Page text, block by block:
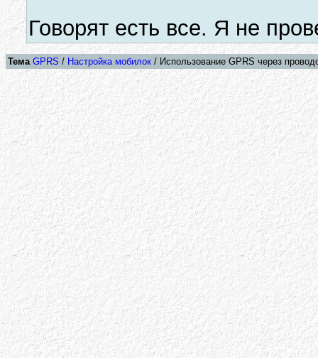
Говорят есть все. Я не
Тема GPRS / Настройка мобилок / Использование GPRS через